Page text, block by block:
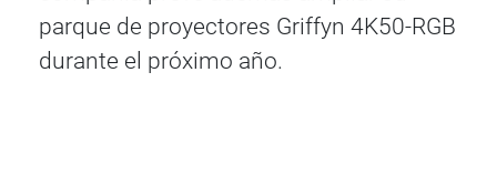
parque de proyectores Griffyn 4K50-RGB
durante el próximo año.